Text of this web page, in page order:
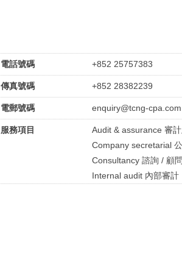
電話號碼 +852 25757383
傳真號碼 +852 28382239
電郵號碼 enquiry@tcng-cpa.com
服務項目
Audit & assurance 審
Company secretarial
Consultancy 諮詢 / 顧問
Internal audit 內部審計